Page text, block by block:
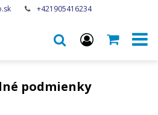
+421905416234
podmienky